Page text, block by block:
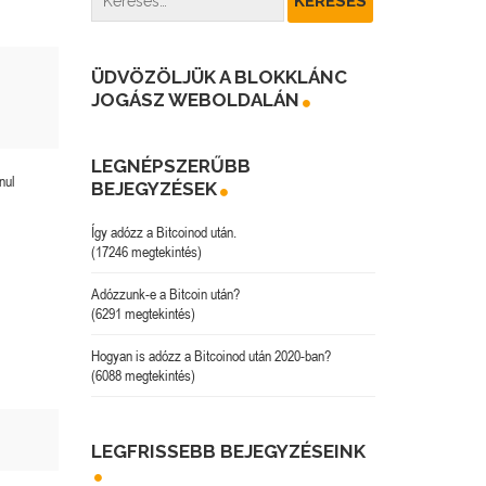
ÜDVÖZÖLJÜK A BLOKKLÁNC
JOGÁSZ WEBOLDALÁN
LEGNÉPSZERŰBB
BEJEGYZÉSEK
Így adózz a Bitcoinod után.
(17246 megtekintés)
Adózzunk-e a Bitcoin után?
(6291 megtekintés)
Hogyan is adózz a Bitcoinod után 2020-ban?
(6088 megtekintés)
LEGFRISSEBB BEJEGYZÉSEINK